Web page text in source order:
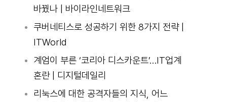
바꿨나 | 바이라인네트워크
쿠버네티스로 성공하기 위한 8가지 전략 |
ITWorld
계엄이 부른 ‘코리아 디스카운트’…IT업계
혼란 | 디지털데일리
리눅스에 대한 공격자들의 지식, 어느